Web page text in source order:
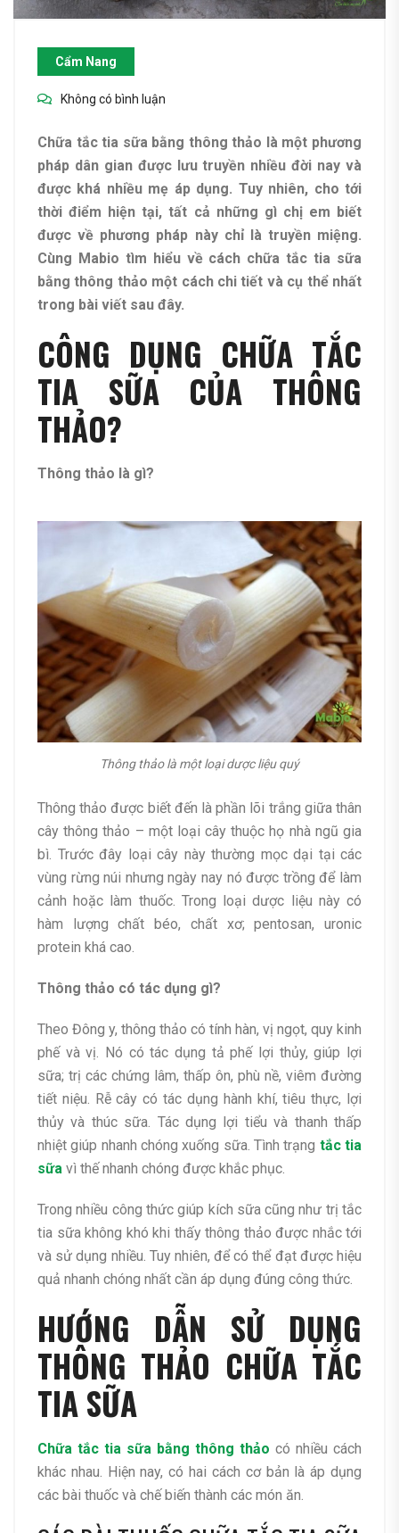
Cẩm Nang
Không có bình luận
Chữa tắc tia sữa bằng thông thảo là một phương
pháp dân gian được lưu truyền nhiều đời nay và
được khá nhiều mẹ áp dụng. Tuy nhiên, cho tới
thời điểm hiện tại, tất cả những gì chị em biết
được về phương pháp này chỉ là truyền miệng.
Cùng Mabio tìm hiểu về cách chữa tắc tia sữa
bằng thông thảo một cách chi tiết và cụ thể nhất
trong bài viết sau đây.
CÔNG DỤNG CHỮA TẮC
TIA SỮA CỦA THÔNG
THẢO?
Thông thảo là gì?
Thông thảo là một loại dược liệu quý
Thông thảo được biết đến là phần lõi trắng giữa thân
cây thông thảo – một loại cây thuộc họ nhà ngũ gia
bì. Trước đây loại cây này thường mọc dại tại các
vùng rừng núi nhưng ngày nay nó được trồng để làm
cảnh hoặc làm thuốc. Trong loại dược liệu này có
hàm lượng chất béo, chất xơ; pentosan, uronic
protein khá cao.
Thông thảo có tác dụng gì?
Theo Đông y, thông thảo có tính hàn, vị ngọt, quy kinh
phế và vị. Nó có tác dụng tả phế lợi thủy, giúp lợi
sữa; trị các chứng lâm, thấp ôn, phù nề, viêm đường
tiết niệu. Rễ cây có tác dụng hành khí, tiêu thực, lợi
thủy và thúc sữa. Tác dụng lợi tiểu và thanh thấp
nhiệt giúp nhanh chóng xuống sữa. Tình trạng tắc tia
sữa vì thế nhanh chóng được khắc phục.
Trong nhiều công thức giúp kích sữa cũng như trị tắc
tia sữa không khó khi thấy thông thảo được nhắc tới
và sử dụng nhiều. Tuy nhiên, để có thể đạt được hiệu
quả nhanh chóng nhất cần áp dụng đúng công thức.
HƯỚNG DẪN SỬ DỤNG
THÔNG THẢO CHỮA TẮC
TIA SỮA
Chữa tắc tia sữa bằng thông thảo có nhiều cách
khác nhau. Hiện nay, có hai cách cơ bản là áp dụng
các bài thuốc và chế biến thành các món ăn.